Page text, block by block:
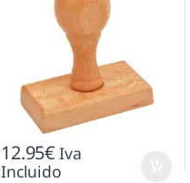
12.95€ Iva
Incluido